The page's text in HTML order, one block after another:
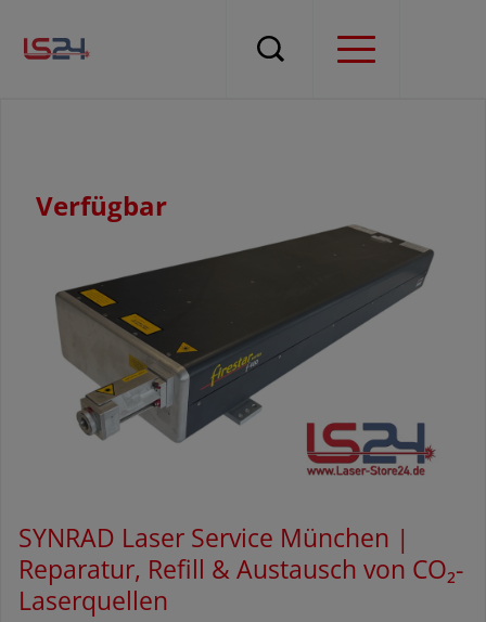
Verfügbar
SYNRAD Laser Service München |
Reparatur, Refill & Austausch von CO₂-
Laserquellen